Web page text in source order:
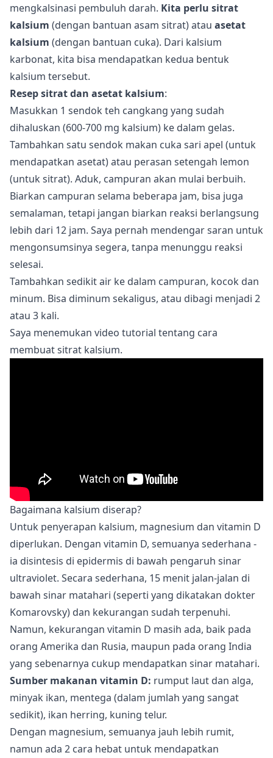
mengkalsinasi pembuluh darah. Kita perlu sitrat
kalsium (dengan bantuan asam sitrat) atau asetat
kalsium (dengan bantuan cuka). Dari kalsium
karbonat, kita bisa mendapatkan kedua bentuk
kalsium tersebut.
Resep sitrat dan asetat kalsium:
Masukkan 1 sendok teh cangkang yang sudah
dihaluskan (600-700 mg kalsium) ke dalam gelas.
Tambahkan satu sendok makan cuka sari apel (untuk
mendapatkan asetat) atau perasan setengah lemon
(untuk sitrat). Aduk, campuran akan mulai berbuih.
Biarkan campuran selama beberapa jam, bisa juga
semalaman, tetapi jangan biarkan reaksi berlangsung
lebih dari 12 jam. Saya pernah mendengar saran untuk
mengonsumsinya segera, tanpa menunggu reaksi
selesai.
Tambahkan sedikit air ke dalam campuran, kocok dan
minum. Bisa diminum sekaligus, atau dibagi menjadi 2
atau 3 kali.
Saya menemukan video tutorial tentang cara
membuat sitrat kalsium.
Bagaimana kalsium diserap?
Untuk penyerapan kalsium, magnesium dan vitamin D
diperlukan. Dengan vitamin D, semuanya sederhana -
ia disintesis di epidermis di bawah pengaruh sinar
ultraviolet. Secara sederhana, 15 menit jalan-jalan di
bawah sinar matahari (seperti yang dikatakan dokter
Komarovsky) dan kekurangan sudah terpenuhi.
Namun, kekurangan vitamin D masih ada, baik pada
orang Amerika dan Rusia, maupun pada orang India
yang sebenarnya cukup mendapatkan sinar matahari.
Sumber makanan vitamin D: rumput laut dan alga,
minyak ikan, mentega (dalam jumlah yang sangat
sedikit), ikan herring, kuning telur.
Dengan magnesium, semuanya jauh lebih rumit,
namun ada 2 cara hebat untuk mendapatkan